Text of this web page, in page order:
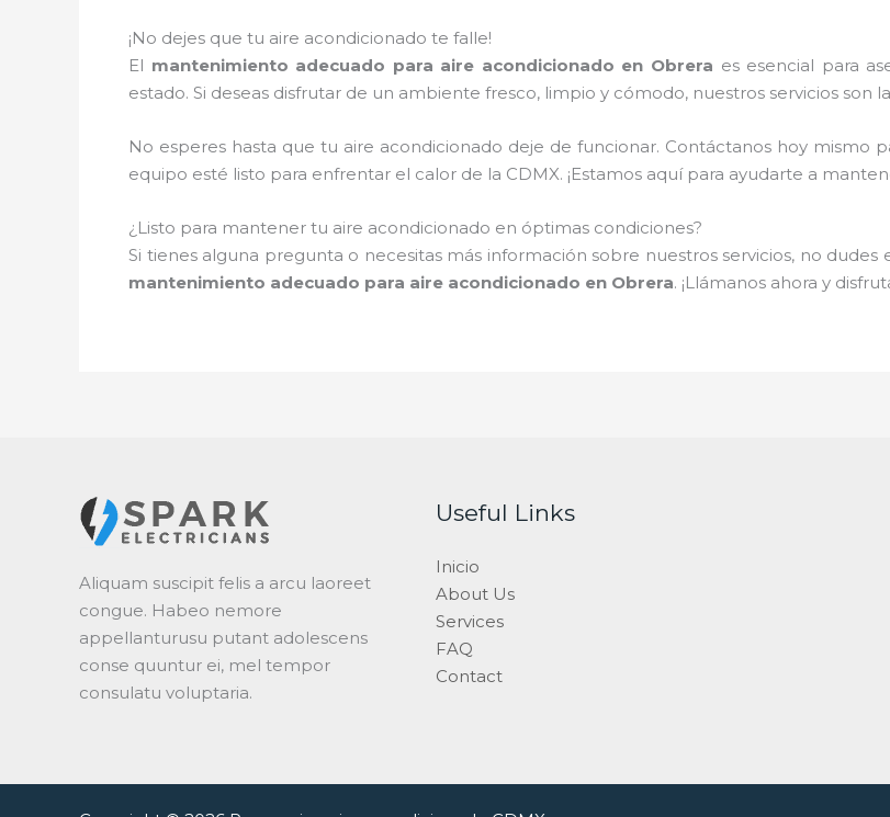
¡No dejes que tu aire acondicionado te falle!
El mantenimiento adecuado para aire acondicionado en Obrera es esencial para
estado. Si deseas disfrutar de un ambiente fresco, limpio y cómodo, nuestros servicios son
No esperes hasta que tu aire acondicionado deje de funcionar. Contáctanos hoy
equipo esté listo para enfrentar el calor de la CDMX. ¡Estamos aquí para ayudarte a
¿Listo para mantener tu aire acondicionado en óptimas condiciones?
Si tienes alguna pregunta o necesitas más información sobre nuestros servicios, no
mantenimiento adecuado para aire acondicionado en Obrera. ¡Llámanos ahora y
Aliquam suscipit felis a arcu laoreet
congue. Habeo nemore
appellanturusu putant adolescens
conse quuntur ei, mel tempor
consulatu voluptaria.
Useful Links
Inicio
About Us
Services
FAQ
Contact